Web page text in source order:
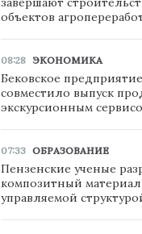
объектов
08:28 ЭКОНОМИКА
Бековское предприятие
совместило выпуск
экскурсионным
07:33 ОБРАЗОВАНИЕ
Пензенские ученые
композитный материал
управляемой